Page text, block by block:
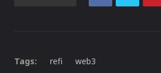
Tags: refi web3